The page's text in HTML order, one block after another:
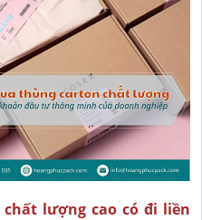
lượng cao có đi liền